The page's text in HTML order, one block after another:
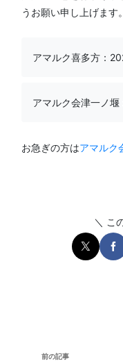
うお願い申し上げます。
アマルク喜多方 ：
アマルク会津一ノ堰
お急ぎの方はアマルク
＼ こ
前の記事